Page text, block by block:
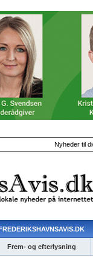
Nyheder til
Frem- og efterlysning